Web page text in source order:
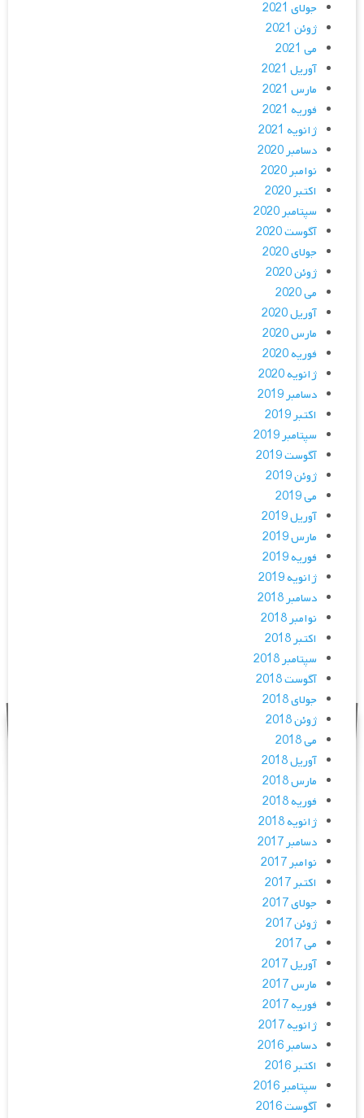
جولای 2021
ژوئن 2021
می 2021
آوریل 2021
مارس 2021
فوریه 2021
ژانویه 2021
دسامبر 2020
نوامبر 2020
اکتبر 2020
سپتامبر 2020
آگوست 2020
جولای 2020
ژوئن 2020
می 2020
آوریل 2020
مارس 2020
فوریه 2020
ژانویه 2020
دسامبر 2019
اکتبر 2019
سپتامبر 2019
آگوست 2019
ژوئن 2019
می 2019
آوریل 2019
مارس 2019
فوریه 2019
ژانویه 2019
دسامبر 2018
نوامبر 2018
اکتبر 2018
سپتامبر 2018
آگوست 2018
جولای 2018
ژوئن 2018
می 2018
آوریل 2018
مارس 2018
فوریه 2018
ژانویه 2018
دسامبر 2017
نوامبر 2017
اکتبر 2017
جولای 2017
ژوئن 2017
می 2017
آوریل 2017
مارس 2017
فوریه 2017
ژانویه 2017
دسامبر 2016
اکتبر 2016
سپتامبر 2016
آگوست 2016